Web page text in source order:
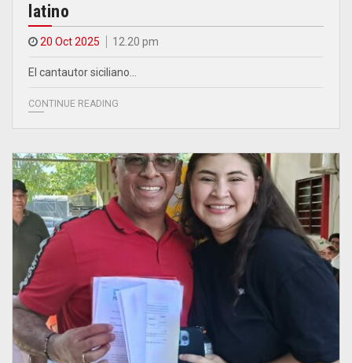
latino
20 Oct 2025 12.20 pm
El cantautor siciliano…
CONTINUE READING